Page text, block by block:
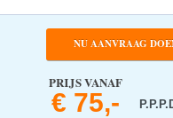
NU AANVRAAG
PRIJS VANAF
€ 75,-